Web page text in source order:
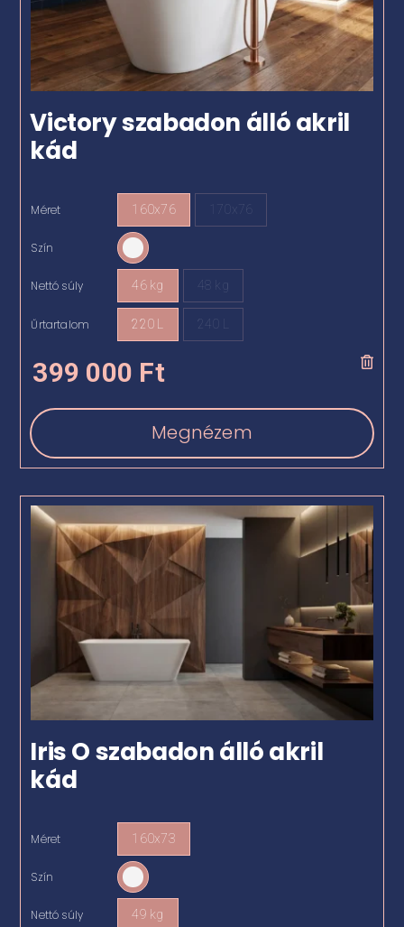
Victory szabadon álló akril
kád
Méret 160x76 170x76
Szín
Nettó súly 46 kg 48 kg
Űrtartalom 220 L 240 L
399 000 Ft
Megnézem
Iris O szabadon álló akril
kád
Méret 160x73
Szín
Nettó súly 49 kg